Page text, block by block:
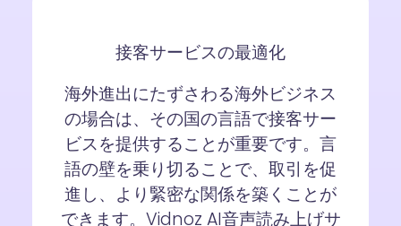
接客サービスの最適化
海外進出にたずさわる海外ビジネス
の場合は、その国の言語で接客サー
ビスを提供することが重要です。言
語の壁を乗り切ることで、取引を促
進し、より緊密な関係を築くことが
できます。Vidnoz AI音声読み上げサ